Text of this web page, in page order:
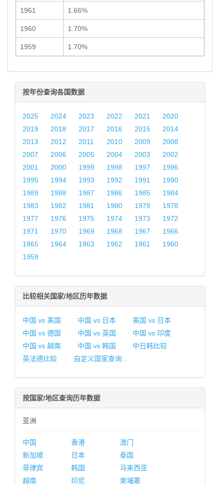
1961 1.66%
1960 1.70%
1959 1.70%
按年份查询各国数据
2025 2024 2023 2022 2021
2020
2019
2018 2017 2016 2015
2014
2013
2012 2011 2010 2009
2008
2007
2006 2005 2004 2003
2002
2001
2000 1999 1998 1997
1996
1995
1994 1993 1992 1991
1990
1989
1988 1987 1986 1985
1984
1983
1982 1981 1980 1979
1978
1977
1976 1975 1974 1973
1972
1971
1970 1969 1968 1967
1966
1965
1964 1963 1962 1961
1960
1959
比较相关国家/地区历年数据
中国 vs 美国 中国 vs 日本
美国 vs 日本
中国 vs 德国
中国 vs 英国
中国 vs 印度
中国 vs 越南
中国 vs 韩国
中日韩比较
英法德比较
自定义国家查询...
按国家/地区查询历年数据
亚洲
中国 香港
澳门
新加坡
日本
泰国
菲律宾
韩国
马来西亚
越南
印尼
柬埔寨